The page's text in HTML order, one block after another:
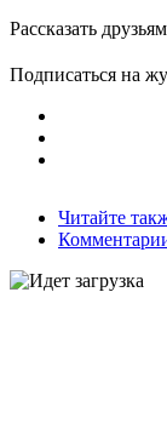
Рассказать
Подписаться на
Читайте